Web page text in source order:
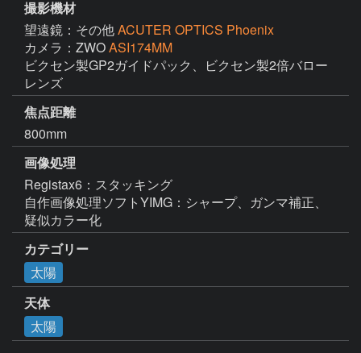
撮影機材
望遠鏡：その他ACUTER OPTICS Phoenix
カメラ：ZWOASI174MM
ビクセン製GP2ガイドパック、ビクセン製2倍バロー
レンズ
焦点距離
800mm
画像処理
Registax6：スタッキング
自作画像処理ソフトYIMG：シャープ、ガンマ補正、
疑似カラー化
カテゴリー
太陽
天体
太陽